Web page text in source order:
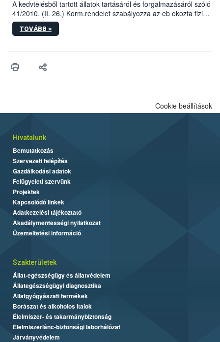
A kedvtelésből tartott állatok tartásáról és forgalmazásáról szóló
41/2010. (II. 26.) Korm.rendelet szabályozza az eb okozta fizikai
sérülés, illetve ennek veszélye keletkezésekor felmerülő
hatósági feladatokat, valamint a veszélyes eb tartását és annak
vonni az ebek viselkedésének megítélésében jártas szakértőt.
TOVÁBB >
Cookie beállítások
Hivatalunk
Bemutatkozás
Szervezeti felépítés
Gazdálkodási adatok
Felügyeleti szervünk
Projektek
Kapcsolódó linkek
Adatkezelési tájékoztató
Akadálymentességi nyilatkozat
Üzemeltetési információ
Szakterületek
Állat-egészségügy és állatvédelem
Állategészségügyi diagnosztika
Állatgyógyászati termékek
Borászat és alkoholos italok
Élelmiszer- és takarmánybiztonság
Élelmiszerlánc-biztonsági laborhálózat
Járványvédelem